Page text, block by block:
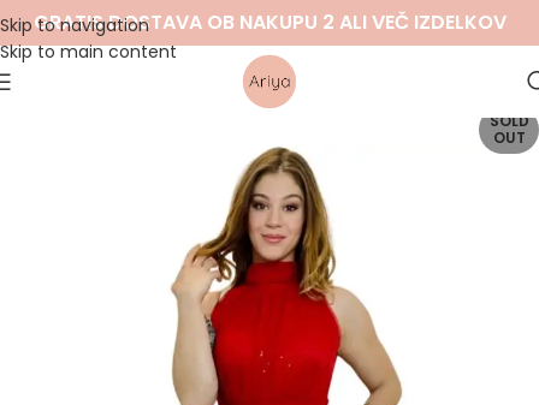
Skip to navigation
Skip to main content
GRATIS DOSTAVA OB NAKUPU 2 ALI VEČ IZDELKOV
SOLD
OUT